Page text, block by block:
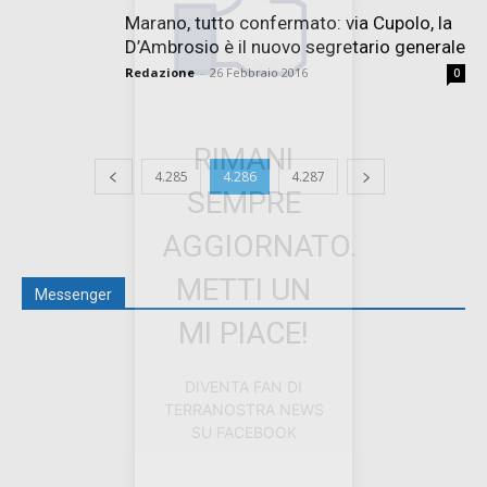
Marano, tutto confermato: via Cupolo, la
D’Ambrosio è il nuovo segretario generale
Redazione - 26 Febbraio 2016 0
4.285 4.286 4.287
Messenger
RIMANI
SEMPRE
AGGIORNATO.
METTI UN
MI PIACE!
DIVENTA FAN DI
TERRANOSTRA NEWS
SU FACEBOOK